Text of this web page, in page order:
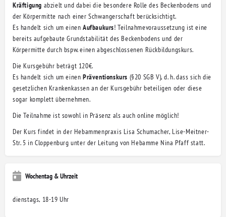
Kräftigung abzielt und dabei die besondere Rolle des Beckenbodens und
der Körpermitte nach einer Schwangerschaft berücksichtigt.
Es handelt sich um einen Aufbaukurs! Teilnahmevoraussetzung ist eine
bereits aufgebaute Grundstabilität des Beckenbodens und der
Körpermitte durch bspw. einen abgeschlossenen Rückbildungskurs.
Die Kursgebühr beträgt 120€.
Es handelt sich um einen Präventionskurs (§20 SGB V), d. h. dass sich die
gesetzlichen Krankenkassen an der Kursgebühr beteiligen oder diese
sogar komplett übernehmen.
Die Teilnahme ist sowohl in Präsenz als auch online möglich!
Der Kurs findet in der Hebammenpraxis Lisa Schumacher, Lise-Meitner-
Str. 5 in Cloppenburg unter der Leitung von Hebamme Nina Pfaff statt.
Wochentag & Uhrzeit
dienstags, 18-19 Uhr